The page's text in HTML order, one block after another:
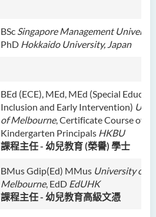
BSc Singapore Management
PhD Hokkaido University, Japan
BEd (ECE), MEd, MEd (Special
Inclusion and Early Intervention)
of Melbourne, Certificate Course of
Kindergarten Principals HKBU
課程主任 - 幼兒教育 (榮譽) 學士
BMus Gdip(Ed) MMus University of
Melbourne, EdD EdUHK
課程主任 - 幼兒教育高級文憑